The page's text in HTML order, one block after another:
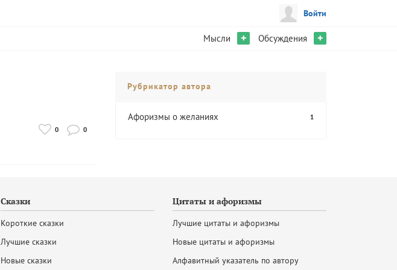
Войти
Мысли + Обсуждения +
0 0
Рубрикатор автора
Афоризмы о желаниях 1
Сказки
Короткие сказки
Лучшие сказки
Новые сказки
Цитаты и афоризмы
Лучшие цитаты и афоризмы
Новые цитаты и афоризмы
Алфавитный указатель по автору